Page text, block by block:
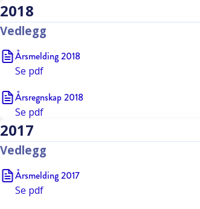
2018
Vedlegg
Årsmelding 2018
Se pdf
Årsregnskap 2018
Se pdf
2017
Vedlegg
Årsmelding 2017
Se pdf